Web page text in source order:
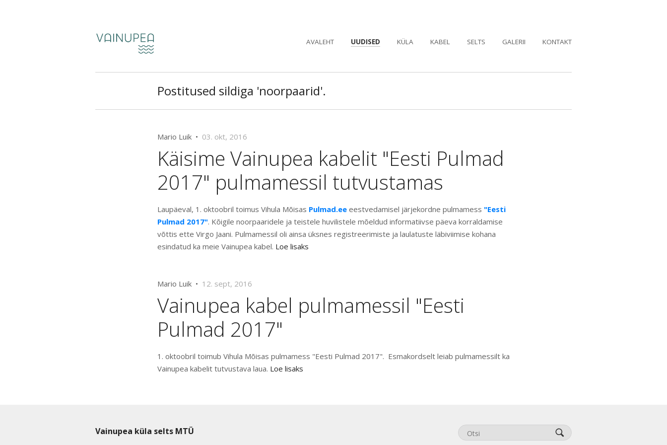
AVALEHT UUDISED KÜLA KABEL SELTS GALERII KONTAKT
Postitused sildiga 'noorpaarid'.
Mario Luik • 03. okt, 2016
Käisime Vainupea kabelit "Eesti Pulmad
2017" pulmamessil tutvustamas
Laupäeval, 1. oktoobril toimus Vihula Mõisas Pulmad.ee eestvedamisel järjekordne pulmamess "Eesti
Pulmad 2017". Kõigile noorpaaridele ja teistele huvilistele mõeldud informatiivse päeva korraldamise
võttis ette Virgo Jaani. Pulmamessil oli ainsa üksnes registreerimiste ja laulatuste läbiviimise kohana
esindatud ka meie Vainupea kabel. Loe lisaks
Mario Luik • 12. sept, 2016
Vainupea kabel pulmamessil "Eesti
Pulmad 2017"
1. oktoobril toimub Vihula Mõisas pulmamess "Eesti Pulmad 2017". Esmakordselt leiab pulmamessilt ka
Vainupea kabelit tutvustava laua. Loe lisaks
Vainupea küla selts MTÜ